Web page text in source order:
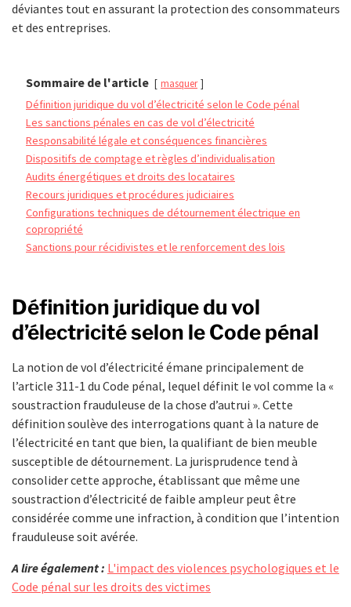
déviantes tout en assurant la protection des consommateurs
et des entreprises.
Sommaire de l'article masquer
Définition juridique du vol d’électricité selon le Code pénal
Les sanctions pénales en cas de vol d’électricité
Responsabilité légale et conséquences financières
Dispositifs de comptage et règles d’individualisation
Audits énergétiques et droits des locataires
Recours juridiques et procédures judiciaires
Configurations techniques de détournement électrique en
copropriété
Sanctions pour récidivistes et le renforcement des lois
Définition juridique du vol
d’électricité selon le Code pénal
La notion de vol d’électricité émane principalement de
l’article 311-1 du Code pénal, lequel définit le vol comme la «
soustraction frauduleuse de la chose d’autrui ». Cette
définition soulève des interrogations quant à la nature de
l’électricité en tant que bien, la qualifiant de bien meuble
susceptible de détournement. La jurisprudence tend à
consolider cette approche, établissant que même une
soustraction d’électricité de faible ampleur peut être
considérée comme une infraction, à condition que l’intention
frauduleuse soit avérée.
A lire également : L'impact des violences psychologiques et le
Code pénal sur les droits des victimes